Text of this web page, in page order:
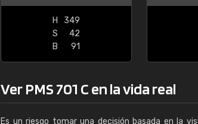
H
349
S
42
B
91
Ver PMS 701 C en la vida real
Es un riesgo tomar una decisión basada en la